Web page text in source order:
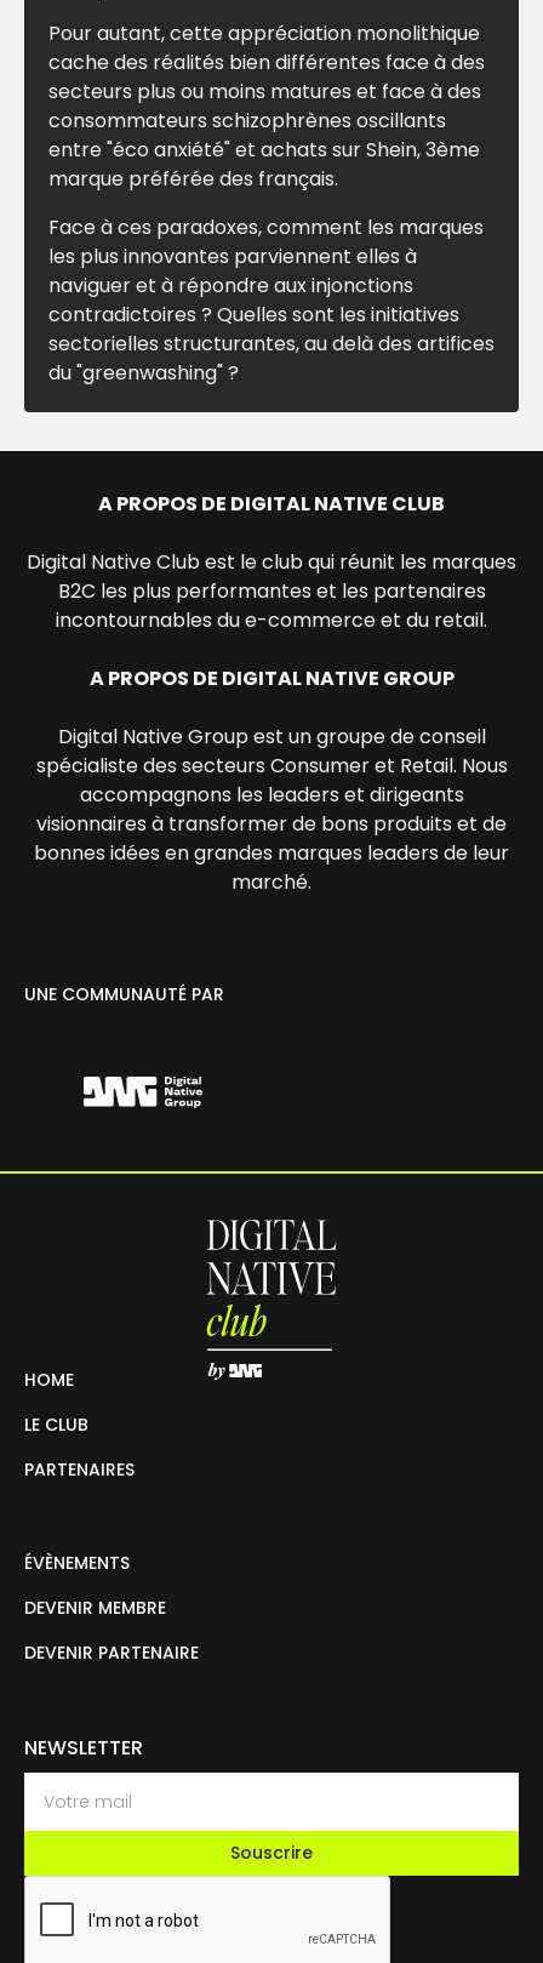
Pour autant, cette appréciation monolithique
cache des réalités bien différentes face à des
secteurs plus ou moins matures et face à des
consommateurs schizophrènes oscillants
entre "éco anxiété" et achats sur Shein, 3ème
marque préférée des français.
Face à ces paradoxes, comment les marques
les plus innovantes parviennent elles à
naviguer et à répondre aux injonctions
contradictoires ? Quelles sont les initiatives
sectorielles structurantes, au delà des artifices
du "greenwashing" ?
A PROPOS DE DIGITAL NATIVE CLUB
Digital Native Club est le club qui réunit les marques
B2C les plus performantes et les partenaires
incontournables du e-commerce et du retail.
A PROPOS DE DIGITAL NATIVE GROUP
Digital Native Group est un groupe de conseil
spécialiste des secteurs Consumer et Retail. Nous
accompagnons les leaders et dirigeants
visionnaires à transformer de bons produits et de
bonnes idées en grandes marques leaders de leur
marché.
UNE COMMUNAUTÉ PAR
HOME
LE CLUB
PARTENAIRES
ÉVÈNEMENTS
DEVENIR MEMBRE
DEVENIR PARTENAIRE
NEWSLETTER